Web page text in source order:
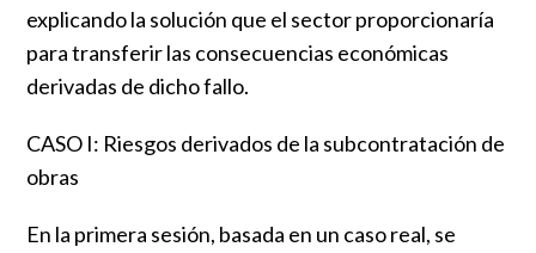
explicando la solución que el sector proporcionaría
para transferir las consecuencias económicas
derivadas de dicho fallo.
CASO I: Riesgos derivados de la subcontratación de
obras
En la primera sesión, basada en un caso real, se